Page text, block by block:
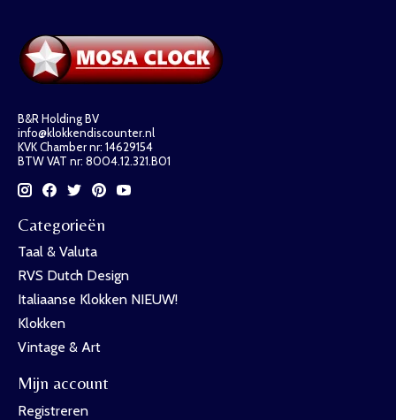
B&R Holding BV
info@klokkendiscounter.nl
KVK Chamber nr: 14629154
BTW VAT nr: 8004.12.321.B01
Categorieën
Taal & Valuta
RVS Dutch Design
Italiaanse Klokken NIEUW!
Klokken
Vintage & Art
Mijn account
Registreren